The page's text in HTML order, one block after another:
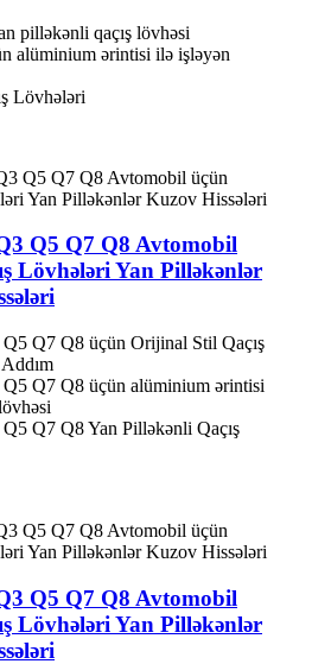
pilləkənli qaçış lövhəsi
alüminium ərintisi ilə işləyən
Lövhələri
Q5 Q7 Q8 Avtomobil
Lövhələri Yan Pilləkənlər
Q7 Q8 üçün Orijinal Stil Qaçış
Q7 Q8 üçün alüminium ərintisi
Q7 Q8 Yan Pilləkənli Qaçış
Q5 Q7 Q8 Avtomobil
Lövhələri Yan Pilləkənlər